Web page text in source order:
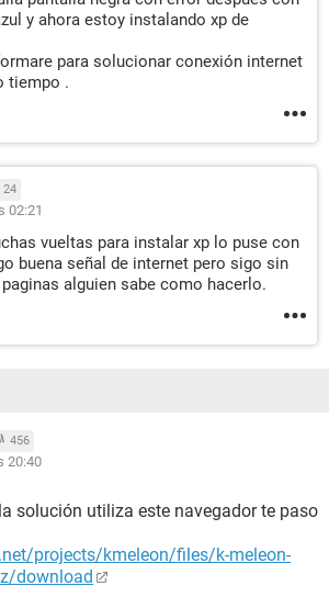
y ahora estoy instalando xp de
para solucionar conexión internet
tiempo .
24
02:21
vueltas para instalar xp lo puse con
buena señal de internet pero sigo sin
alguien sabe como hacerlo.
456
20:40
solución utiliza este navegador te paso
projects/kmeleon/files/k-meleon-
download